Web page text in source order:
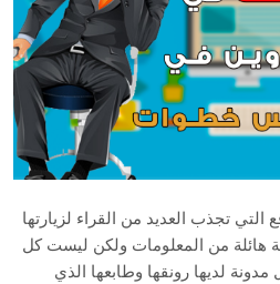
تجذب العديد من القراء لزيارتها
هائلة من المعلومات ولكن ليست كل
لديها رونقها وطابعها الذي